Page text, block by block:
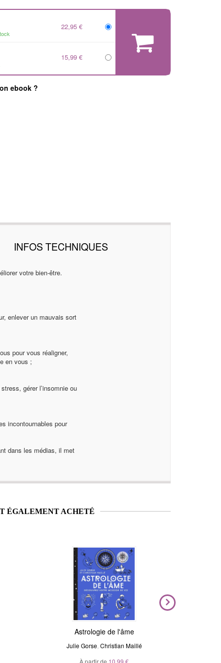
22,95 €
15,99 €
ebook ?
INFOS TECHNIQUES
votre bien-être.
enlever un mauvais sort
pour vous réaligner,
en vous ;
gérer l’insomnie ou
incontournables pour
dans les médias, il met
Nouveauté
Magic Stickers - Céleste
André Sanchez
20,00 €
ÉGALEMENT ACHETÉ
Astrologie de l'âme
Julie Gorse Christian Maillé
À partir de 10,99 €